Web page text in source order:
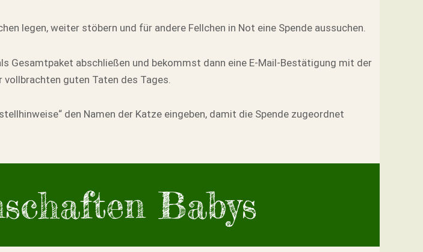
legen, weiter stöbern und für andere Fellchen in Not eine Spende aussuchen.
Gesamtpaket abschließen und bekommst dann eine E-Mail-Bestätigung mit der
vollbrachten guten Taten des Tages.
den Namen der Katze eingeben, damit die Spende zugeordnet
Babys